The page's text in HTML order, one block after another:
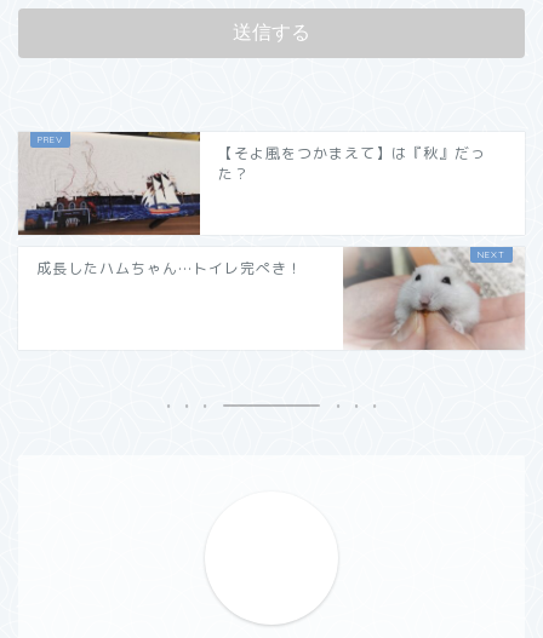
【そよ風をつかまえて】は『秋』だっ
た？
成長したハムちゃん…トイレ完ぺき！